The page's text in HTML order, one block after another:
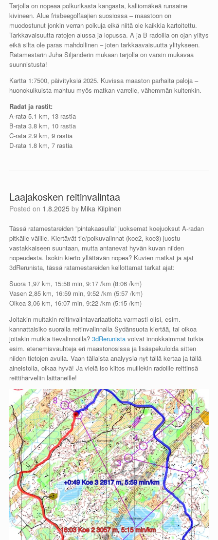
Tarjolla on nopeaa polkurikasta kangasta, kalliomäkeä runsaine
kivineen. Alue frisbeegolfaajien suosiossa – maastoon on
muodostunut jonkin verran polkuja eikä niitä ole kaikkia kartoitettu.
Tarkkavaisuutta ratojen alussa ja lopussa. A ja B radoilla on ojan ylitys
eikä silta ole paras mahdollinen – joten tarkkaavaisuutta ylitykseen.
Ratamestarin Juha Siljanderin mukaan tarjolla on varsin mukavaa
suunnistusta!
Kartta 1:7500, päivityksiä 2025. Kuvissa maaston parhaita paloja –
huonokulkuista mahtuu myös matkan varrelle, vähemmän kuitenkin.
Radat ja rastit:
A-rata 5.1 km, 13 rastia
B-rata 3.8 km, 10 rastia
C-rata 2.9 km, 9 rastia
D-rata 1.8 km, 7 rastia
Laajakosken reitinvalintaa
Posted on 1.8.2025 by Mika Kilpinen
Tässä ratamestareiden ”pintakaasulla” juoksemat koejuoksut A-radan
pitkälle välille. Kiertävät tie/polkuvalinnat (koe2, koe3) juostu
vastakkaiseen suuntaan, mutta antanevat hyvän kuvan niiden
nopeudesta. Isokin kierto yllättävän nopea? Kuvien matkat ja ajat
3dRerunista, tässä ratamestareiden kellottamat tarkat ajat:
Suora 1,97 km, 15:58 min, 9:17 /km (8:06 /km)
Vasen 2,85 km, 16:59 min, 9:52 /km (5:57 /km)
Oikea 3,06 km, 16:07 min, 9:22 /km (5:15 /km)
Joitakin muitakin reitinvalintavariaatioita varmasti olisi, esim.
kannattaisiko suoralla reitinvalinnalla Sydänsuota kiertää, tai oikoa
joitakin mutkia tievalinnoilla? 3dRerunistavoivat innokkaimmat tutkia
esim. etenemisvauhteja eri maastonosissa ja lisäspekuloida sitten
niiden tietojen avulla. Vaan tällaista analyysia nyt tällä kertaa ja tällä
aineistolla, olkaa hyvä! Ja vielä iso kiitos muillekin radoille reittinsä
reittihärveliin laittaneille!